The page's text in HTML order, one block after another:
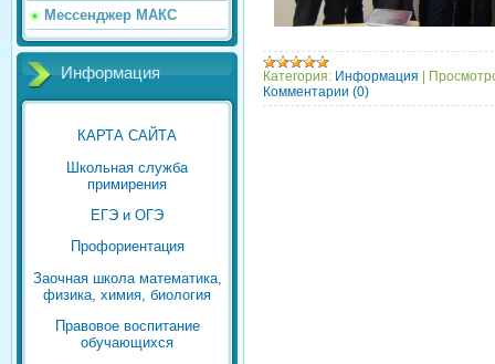
Мессенджер МАКС
Информация
КАРТА САЙТА
Школьная служба
примирения
ЕГЭ и ОГЭ
Профориентация
Заочная школа математика,
физика, химия, биология
Правовое воспитание
обучающихся
Категория: Информация |
Комментарии (0)